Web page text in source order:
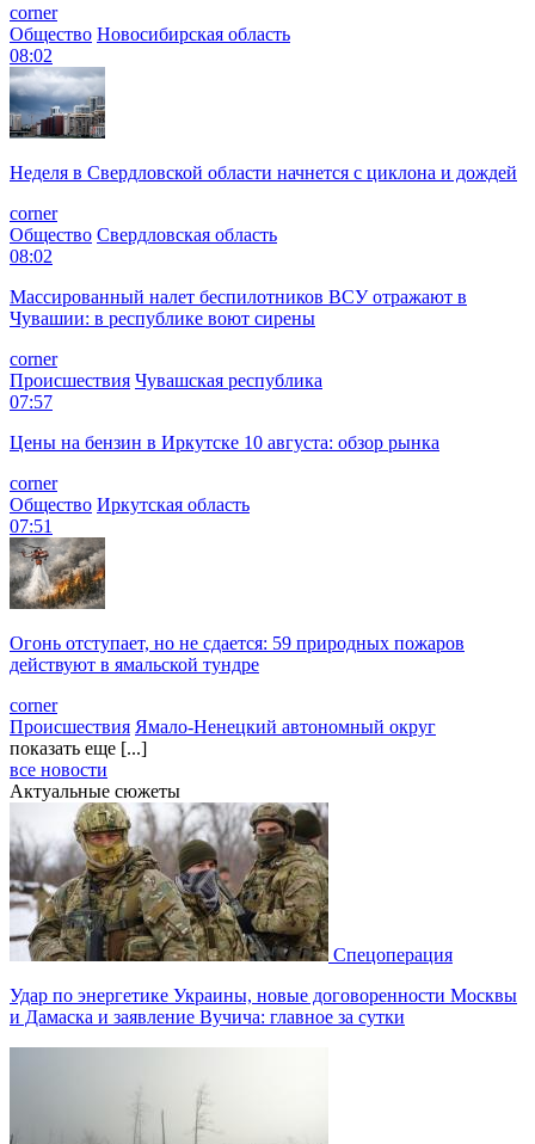
corner
Общество Новосибирская область
08:02
Неделя в Свердловской области начнется с циклона и дождей
corner
Общество Свердловская область
08:02
Массированный налет беспилотников ВСУ отражают в
Чувашии: в республике воют сирены
corner
Происшествия Чувашская республика
07:57
Цены на бензин в Иркутске 10 августа: обзор рынка
corner
Общество Иркутская область
07:51
Огонь отступает, но не сдается: 59 природных пожаров
действуют в ямальской тундре
corner
Происшествия Ямало-Ненецкий автономный округ
показать еще [...]
все новости
Актуальные сюжеты
Спецоперация
Удар по энергетике Украины, новые договоренности Москвы
и Дамаска и заявление Вучича: главное за сутки